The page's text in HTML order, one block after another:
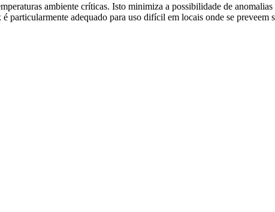
ambiente críticas. Isto minimiza a possibilidade de
adequado para uso difícil em locais onde se preveem